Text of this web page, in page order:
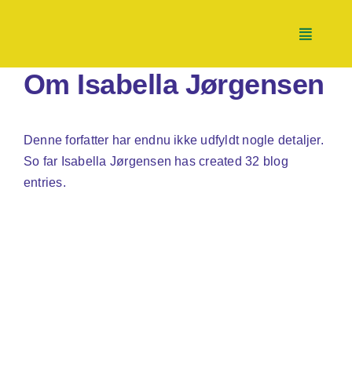
Toggle
Nyheder
Tænketank
Om Isabella Jørgensen
Denne forfatter har endnu ikke udfyldt nogle detaljer.
So far Isabella Jørgensen has created 32 blog
entries.